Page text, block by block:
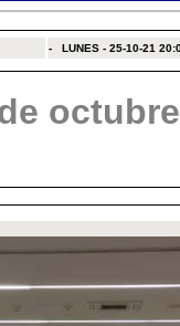
- LUNES - 25-10-21